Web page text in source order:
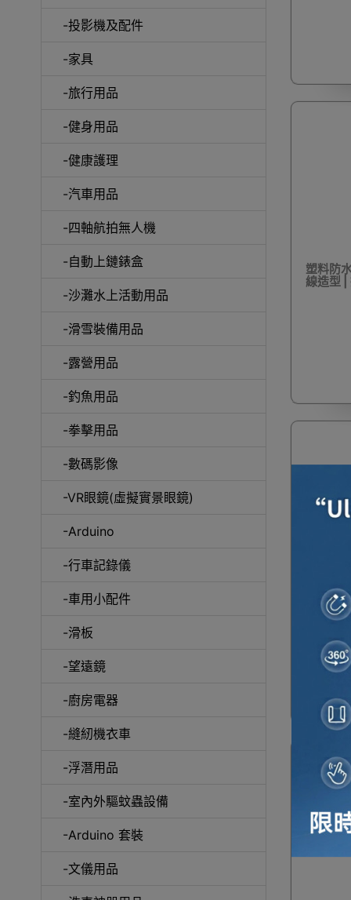
-投影機及配件
-家具
-旅行用品
-健身用品
-健康護理
-汽車用品
-四軸航拍無人機
-自動上鏈錶盒
-沙灘水上活動用品
-滑雪裝備用品
-露營用品
-釣魚用品
-拳擊用品
-數碼影像
-VR眼鏡(虛擬實景眼鏡)
-Arduino
-行車記錄儀
-車用小配件
-滑板
-望遠鏡
-廚房電器
-縫紉機衣車
-浮潛用品
-室內外驅蚊蟲設備
-Arduino 套裝
-文儀用品
自動吸
塑料防
線造型 |
塑料防
造型 |